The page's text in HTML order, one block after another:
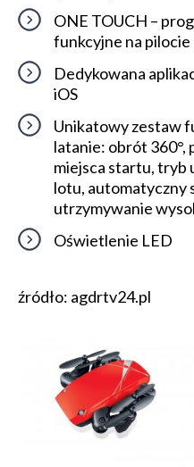
ONE TOUCH –
funkcyjne na
Dedykowana
iOS
Unikatowy zestaw
latanie: obrót
miejsca startu, tryb
lotu, automatyczny
utrzymywanie
Oświetlenie LED
źródło: agdrtv24.pl